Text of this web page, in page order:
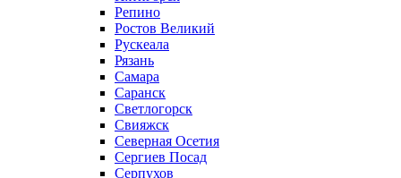
Репино
Ростов Великий
Рускеала
Рязань
Самара
Саранск
Светлогорск
Свияжск
Северная Осетия
Сергиев Посад
Серпухов